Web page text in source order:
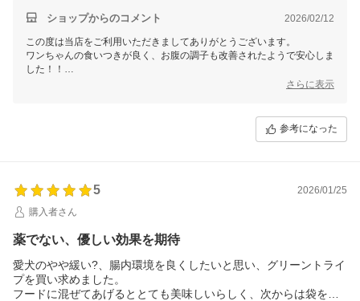
ショップからのコメント 2026/02/12
この度は当店をご利用いただきましてありがとうございます。
ワンちゃんの食いつきが良く、お腹の調子も改善されたようで安心しま
した！！
さらに表示
参考になった
5
2026/01/25
購入者さん
薬でない、優しい効果を期待
愛犬のやや緩い?、腸内環境を良くしたいと思い、グリーントライ
プを買い求めました。
フードに混ぜてあげるととても美味しいらしく、次からは袋を開